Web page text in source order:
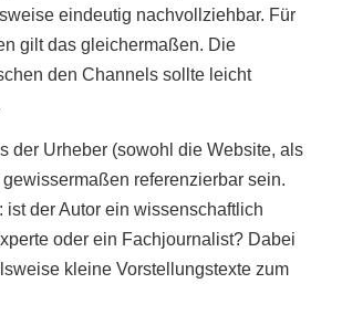
eindeutig nachvollziehbar. Für
gilt das gleichermaßen. Die
den Channels sollte leicht
der Urheber (sowohl die Website, als
referenzierbar sein.
ist der Autor ein wissenschaftlich
oder ein Fachjournalist? Dabei
kleine Vorstellungstexte zum